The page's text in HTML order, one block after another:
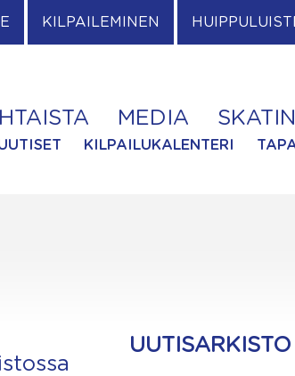
KILPAILEMINEN
MEDIA
KILPAILUKALENTERI
UUTISARKISTO